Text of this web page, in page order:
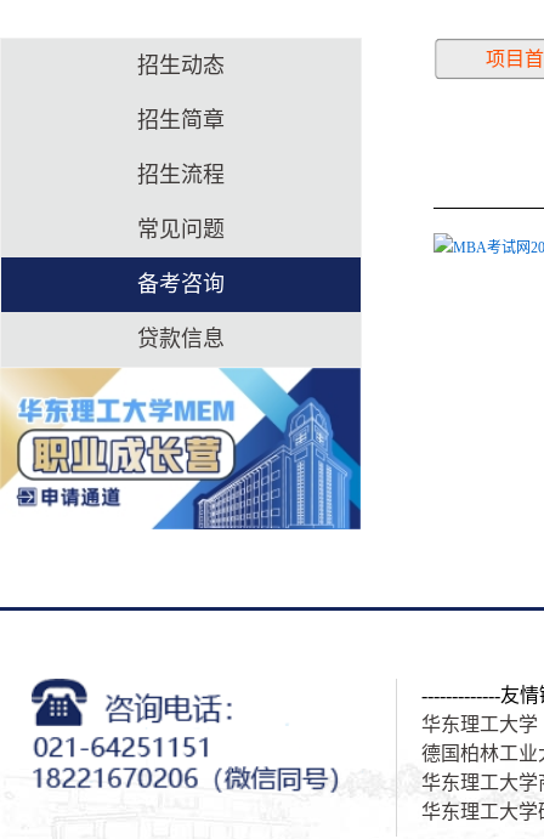
招生动态
招生简章
招生流程
常见问题
备考咨询
贷款信息
项目
MBA考试网
-------------友
华东理工大学
德国柏林工业
华东理工大学
华东理工大学